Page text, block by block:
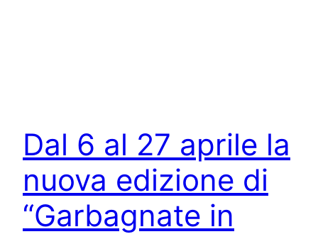
Dal 6 al 27 aprile la
nuova edizione di
“Garbagnate in